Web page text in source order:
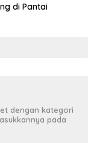
di Pantai
dengan kategori
pada